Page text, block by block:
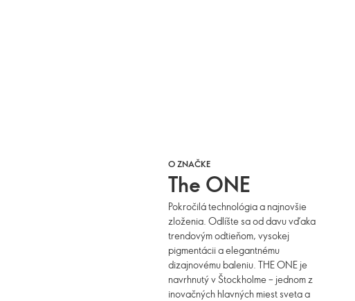
O ZNAČKE
The ONE
Pokročilá technológia a najnovšie
zloženia. Odlíšte sa od davu vďaka
trendovým odtieňom, vysokej
pigmentácii a elegantnému
dizajnovému baleniu. THE ONE je
navrhnutý v Štockholme – jednom z
inovačných hlavných miest sveta a